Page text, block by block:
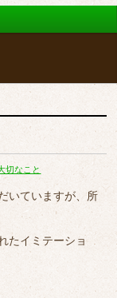
切なこと
いていますが、所
たイミテーショ